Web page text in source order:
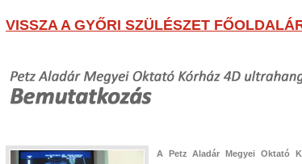
VISSZA A GYŐRI SZÜLÉSZET
A Petz Aladár Megyei Oktató